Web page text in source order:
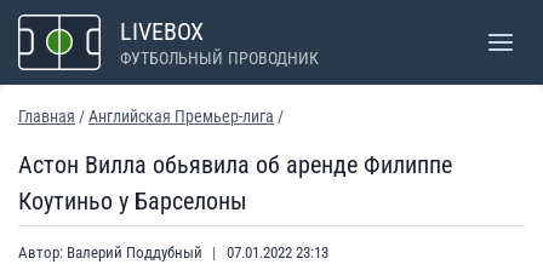
Перейти
содержимому
LIVEBOX
ФУТБОЛЬНЫЙ ПРОВОДНИК
Главная /Английская Премьер-лига /
Астон Вилла обьявила об аренде Филиппе
Коутиньо у Барселоны
Автор: Валерий Поддубный 07.01.2022 23:13